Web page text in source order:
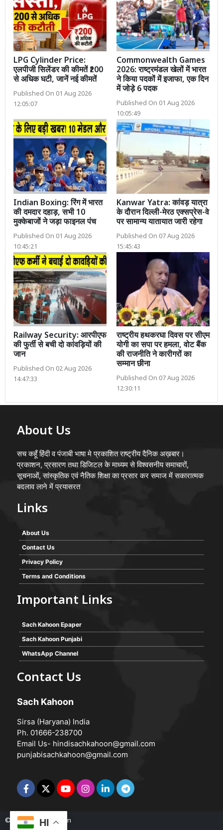
LPG Cylinder Price:
एलपीजी सिलेंडर की कीमतें ₹200
से अधिक घटी, जानें नई कीमतें
Published On 01 Aug 2026
12:05:07
Commonwealth Games
2026: राष्ट्रमंडल खेलों में भारत
ने किया पदकों में इजाफा, एक दिन
में जोड़े 6 पदक
Published On 01 Aug 2026
10:05:49
Indian Boxing: रिंग में भारत
की दमदार दहाड़, सभी 10
मुक्केबाजों ने जड़ा फाइनल पंच
Published On 01 Aug 2026
10:45:21
Kanwar Yatra: कांवड़ यात्रा
के दौरान दिल्ली-मेरठ एक्सप्रेस-वे
पर सामान्य यातायात जारी रहेगा
Published On 07 Aug 2026
15:45:43
Railway Security: आरपीएफ
की फुर्ती से बची दो कांवड़ियों की
जान
Published On 02 Aug 2026
14:47:33
राष्ट्रीय हथकरघा दिवस पर सीएम
योगी का सपा पर हमला, वोट बैंक
की राजनीति ने कारीगरों का
सम्मान छीना
Published On 07 Aug 2026
12:30:11
About Us
सच कहूँ हिंदी व पंजाबी भाषा मे प्रकाशित राष्ट्रीय दैनिक अख़बार।
प्रकाशन, प्रसारण तथा डिजिटल के माध्यम से विश्वसनीय समाचारों,
सूचनाओं, सांस्कृतिक एवं नैतिक शिक्षा का प्रसार कर समाज में सकारात्मक
बदलाव लाने में प्रयासरत
Links
About Us
Contact Us
Privacy Policy
Terms and Conditions
Important Links
Sach Kahoon Epaper
Sach Kahoon Punjabi
WhatsApp Channel
Contact Us
Sach Kahoon
Sirsa (Haryana) India
Ph. 01666-238700
Email Us- hindisachkahoon@gmail.com
punjabisachkahoon@gmail.com
© 2026 -Sach Kahoon
HI